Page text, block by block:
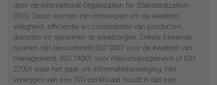
door de International Organization for Standardization
(ISO). Deze normen zijn ontworpen om de kwaliteit,
veiligheid, efficiëntie en consistentie van producten,
diensten en systemen te waarborgen. Enkele bekende
normen zijn bijvoorbeeld ISO 9001 voor de kwaliteit van
management, ISO 14001 voor milieumanagement of ISO
27001 waar het gaat om informatiebeveiliging. Het
verkrijgen van een ISO-certificaat houdt in dat een